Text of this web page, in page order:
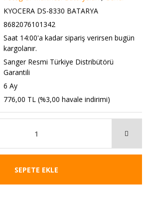
KYOCERA DS-8330 BATARYA
8682076101342
Saat 14:00'a kadar sipariş verirsen bugün
kargolanır.
Sanger Resmi Türkiye Distribütörü
Garantili
6 Ay
776,00 TL (%3,00 havale indirimi)
SEPETE EKLE